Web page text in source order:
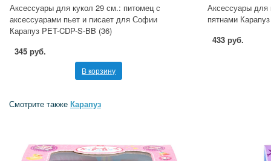
Аксессуары для кукол 29 см.: питомец с
аксессуарами пьет и писает для Софии
Карапуз PET-CDP-S-BB (36)
345 руб.
В корзину
Аксессуары для
пятнами
433 руб.
Смотрите также Карапуз